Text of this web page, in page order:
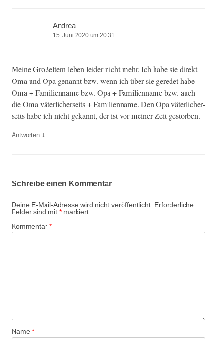
Andrea
15. Juni 2020 um 20:31
Meine Großel­tern leben lei­der nicht mehr. Ich habe sie direkt
Oma und Opa genan­nt bzw. wenn ich über sie gere­det habe
Oma + Fam­i­li­en­name bzw. Opa + Fam­i­li­en­name bzw. auch
die Oma väter­lich­er­seits + Fam­i­li­en­name. Den Opa väter­lich­er­
seits habe ich nicht gekan­nt, der ist vor mein­er Zeit gestorben.
Antworten ↓
Schreibe einen Kommentar
Deine E-Mail-Adresse wird nicht veröffentlicht. Erforderliche
Felder sind mit * markiert
Kommentar *
Name *